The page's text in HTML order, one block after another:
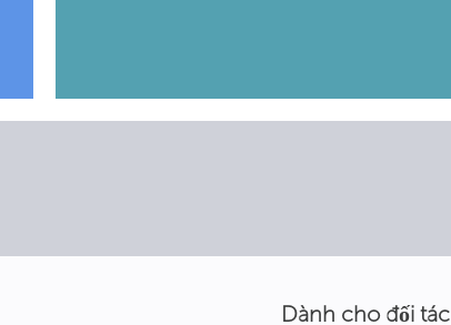
Dành cho đối tác